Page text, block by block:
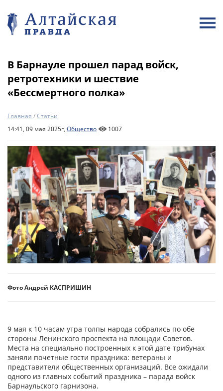
В Барнауле прошел парад войск,
ретротехники и шествие
«Бессмертного полка»
Главная /Статьи
14:41, 09 мая 2025г, Общество 1007
Фото Андрей КАСПРИШИН
9 мая к 10 часам утра толпы народа собрались по обе
стороны Ленинского проспекта на площади Советов.
Места на специально построенных к этой дате трибунах
заняли почетные гости праздника: ветераны и
представители общественных организаций. Все ожидали
одного из главных событий праздника – парада войск
Барнаульского гарнизона.